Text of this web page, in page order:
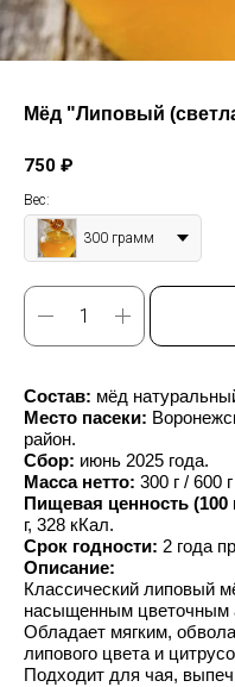
Мёд "Липовый
750 ₽
Вес:
300 грамм
Состав: мёд
Место пасеки:
район.
Сбор: июнь 2025 года.
Масса нетто: 300 г / 600 г
Пищевая ценность (100
г, 328 кКал.
Срок годности: 2 года
Описание:
Классический липовый
насыщенным цветочным
Обладает мягким,
липового цвета и
Подходит для чая,